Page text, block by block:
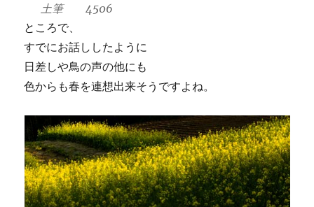
土筆 4506
ところで、
すでにお話ししたように
日差しや鳥の声の他にも
色からも春を連想出来そうですよね。